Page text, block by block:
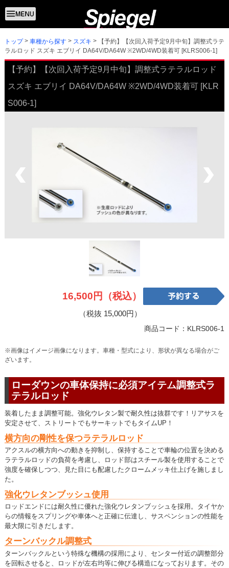
トップ 車種から探す スズキ
【予約】【次回入荷予定9月中旬】調整式ラテ
ラルロッド スズキ エブリイ DA64V/DA64W ※2WD/4WD装着可 [KLRS006-1]
【予約】【次回入荷予定9月中旬】調整式ラテラルロッド
スズキ エブリイ DA64V/DA64W ※2WD/4WD装着可 [KLR
S006-1]
16,500円（税込）
（税抜 15,000円）
商品コード：KLRS006-1
※画像はイメージ画像になります。車種・型式により、形状が異なる場合がご
ざいます。
ローダウンの車体保持に必須アイテム調整式ラ
テラルロッド
装着したまま調整可能。強化ウレタン製で耐久性は抜群です！リアサスを
安定させて、ストリートでもサーキットでもタイムUP！
横方向の剛性を保つラテラルロッド
アクスルの横方向への動きを抑制し、保持することで車輪の位置を決める
ラテラルロッドの負荷を考慮し、ロッド部はスチール製を使用することで
強度を確保しつつ、見た目にも配慮したクロームメッキ仕上げを施しまし
た。
強化ウレタンブッシュ使用
ロッドエンドには耐久性に優れた強化ウレタンブッシュを採用。タイヤか
らの情報をスプリングや車体へと正確に伝達し、サスペンションの性能を
最大限に引きだします。
ターンバックル調整式
ターンバックルという特殊な機構の採用により、センター付近の調整部分
を回転させると、ロッドが左右均等に伸びる構造になっております。その